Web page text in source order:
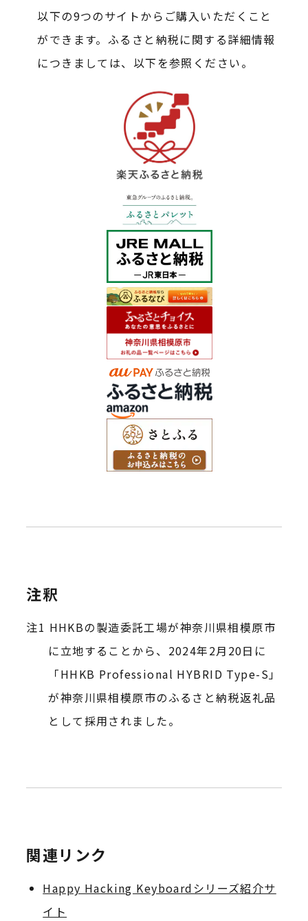
以下の9つのサイトからご購入いただくこと
ができます。ふるさと納税に関する詳細情報
につきましては、以下を参照ください。
注釈
HHKBの製造委託工場が神奈川県相模原市
に立地することから、2024年2月20日に
「HHKB Professional HYBRID Type-S」
が神奈川県相模原市のふるさと納税返礼品
として採用されました。
関連リンク
Happy Hacking Keyboardシリーズ紹介サ
イト